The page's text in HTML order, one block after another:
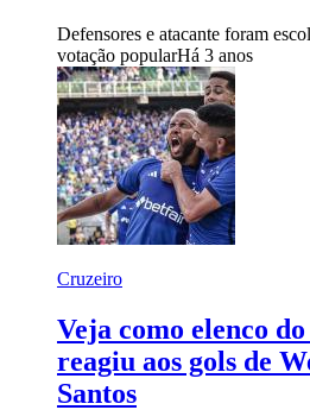
Defensores e atacante foram
votação popularHá 3 anos
Cruzeiro
Veja como elenco
reagiu aos gols de
Santos